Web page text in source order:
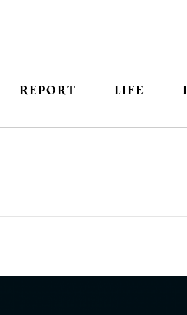
REPORT LIFE